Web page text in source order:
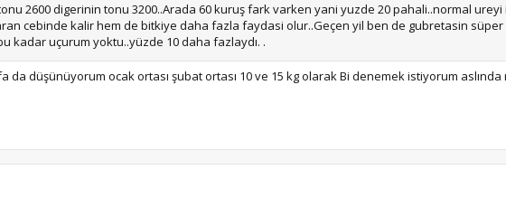
2600 digerinin tonu 3200..Arada 60 kuruş fark varken yani yuzde 20 pahali..normal
cebinde kalir hem de bitkiye daha fazla faydasi olur..Geçen yil ben de gubretasin süper
kadar uçurum yoktu..yüzde 10 daha fazlaydı. .
da düşünüyorum ocak ortası şubat ortası 10 ve 15 kg olarak Bi denemek istiyorum